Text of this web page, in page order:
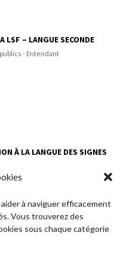
à naviguer efficacement
Vous trouverez des
sous chaque catégorie
LSF – LANGUE SECONDE
- Entendant
À LA LANGUE DES SIGNES
professionnels - Entendant